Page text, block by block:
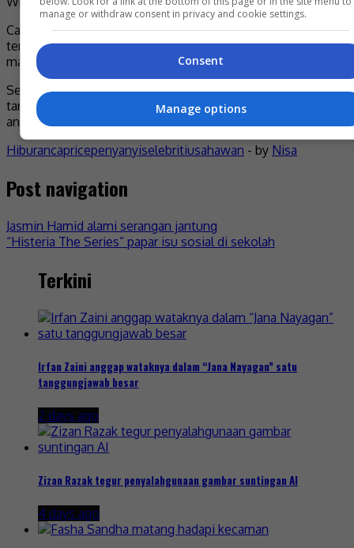
Caprice kemudiannya memberi amaran kepada lelaki
tersebut dan memintanya untuk membuat permohonan
maaf secara terbuka.
Sekadar info, Caprice dan Farra telah mendirikan rumah
tangga pada November tahun lalu dan mempunyai seorang
anak perempuan hasil perkahwinan Farra yang terdahulu.
Hiburancapricepenyanyiselebritiusahawan - by Nisa
Post navigation
Jasmin Hamid alami serangan jantung
“Histeria The Series” papar isu sosial di sekolah
Terkini
Irfan Zaini anggap wataknya dalam “Jana Nayagan” satu
tanggungjawab besar
2 days ago
Zizan Razak tegur penyalahgunaan gambar suntingan AI
4 days ago
manage or withdraw consent in privacy and cookie settings.
Consent
Manage options